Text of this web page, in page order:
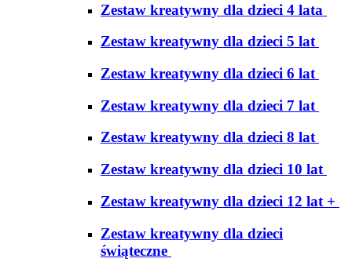
Zestaw kreatywny dla dzieci 4 lata
Zestaw kreatywny dla dzieci 5 lat
Zestaw kreatywny dla dzieci 6 lat
Zestaw kreatywny dla dzieci 7 lat
Zestaw kreatywny dla dzieci 8 lat
Zestaw kreatywny dla dzieci 10 lat
Zestaw kreatywny dla dzieci 12 lat +
Zestaw kreatywny dla dzieci
świąteczne